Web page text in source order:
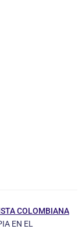
COLOMBIANA
EN EL